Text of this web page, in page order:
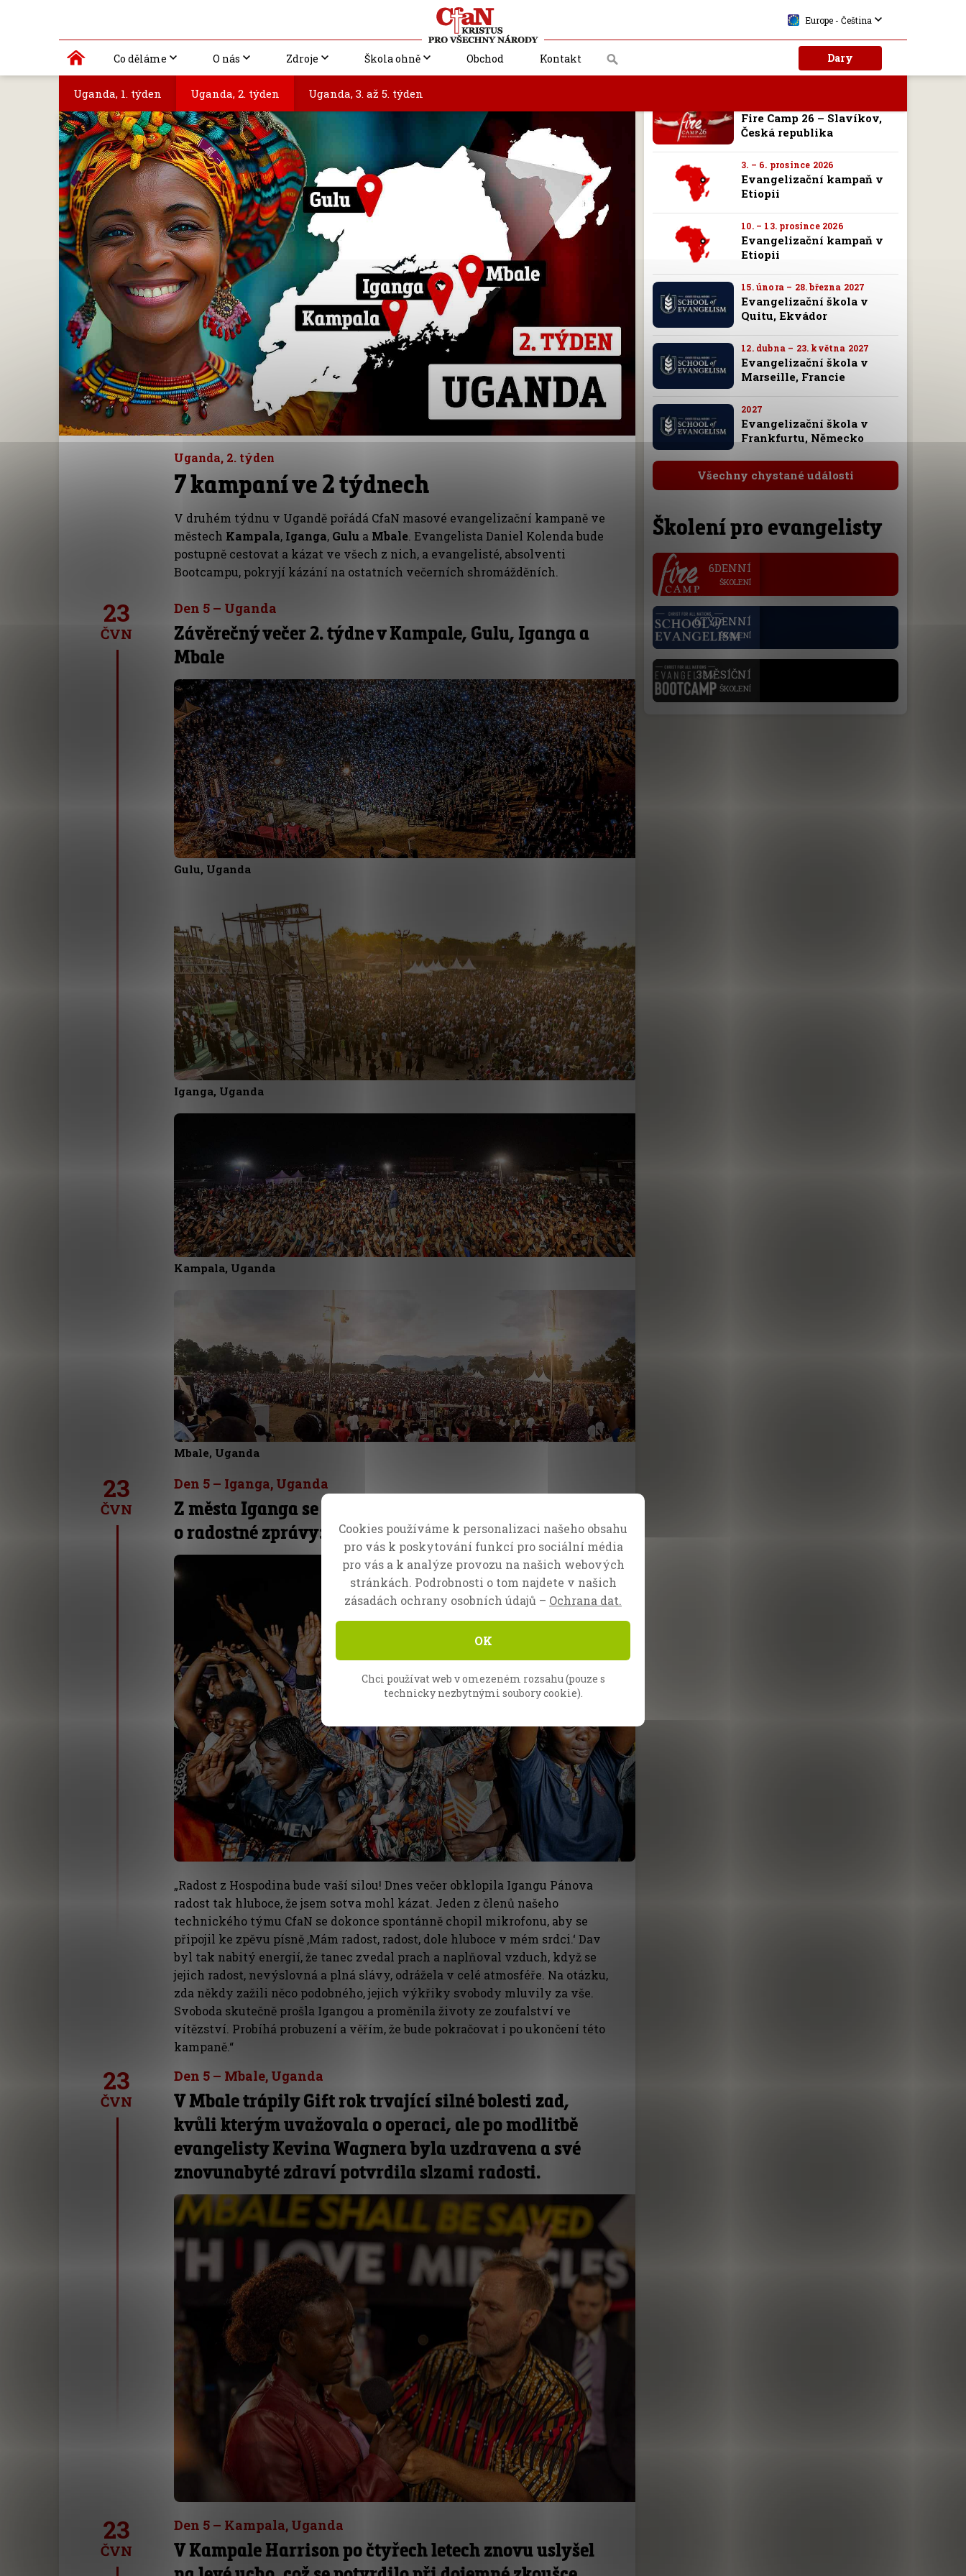
Co děláme O nás Zdroje Škola ohně Obchod Kontakt Dary
Europe - Čeština
Uganda, 1. týden Uganda, 2. týden Uganda, 3. až 5. týden
Uganda, 2. týden
7 kampaní ve 2 týdnech
V druhém týdnu v Ugandě pořádá CfaN masové evangelizační kampaně ve
městech Kampala, Iganga, Gulu a Mbale. Evangelista Daniel Kolenda bude
postupně cestovat a kázat ve všech z nich, a evangelisté, absolventi
Bootcampu, pokryjí kázání na ostatních večerních shromážděních.
23
ČVN
Den 5 – Uganda
Závěrečný večer 2. týdne v Kampale, Gulu, Iganga a
Mbale
Gulu, Uganda
Iganga, Uganda
Kampala, Uganda
Mbale, Uganda
23
ČVN
Den 5 – Iganga, Uganda
Z města Iganga se s námi evangelista Gary Smith dělí
o radostné zprávy:
„Radost z Hospodina bude vaší silou! Dnes večer obklopila Igangu Pánova
radost tak hluboce, že jsem sotva mohl kázat. Jeden z členů našeho
technického týmu CfaN se dokonce spontánně chopil mikrofonu, aby se
připojil ke zpěvu písně ‚Mám radost, radost, dole hluboce v mém srdci.‘ Dav
byl tak nabitý energií, že tanec zvedal prach a naplňoval vzduch, když se
jejich radost, nevýslovná a plná slávy, odrážela v celé atmosféře. Na otázku,
zda někdy zažili něco podobného, jejich výkřiky svobody mluvily za vše.
Svoboda skutečně prošla Igangou a proměnila životy ze zoufalství ve
vítězství. Probíhá probuzení a věřím, že bude pokračovat i po ukončení této
kampaně.“
23
ČVN
Den 5 – Mbale, Uganda
V Mbale trápily Gift rok trvající silné bolesti zad,
kvůli kterým uvažovala o operaci, ale po modlitbě
evangelisty Kevina Wagnera byla uzdravena a své
znovunabyté zdraví potvrdila slzami radosti.
23
ČVN
Den 5 – Kampala, Uganda
V Kampale Harrison po čtyřech letech znovu uslyšel
Spolupráce na
evangelizační kampani v
Kuitu, Angola
Fire Camp 26 – Slavíkov,
Česká republika
3. – 6. prosince 2026
Evangelizační kampaň v
Etiopii
10. – 13. prosince 2026
Evangelizační kampaň v
Etiopii
15. února – 28. března 2027
Evangelizační škola v
Quitu, Ekvádor
12. dubna – 23. května 2027
Evangelizační škola v
Marseille, Francie
2027
Evangelizační škola v
Frankfurtu, Německo
Všechny chystané události
Školení pro evangelisty
6DENNÍ
ŠKOLENÍ
6TÝDENNÍ
ŠKOLENÍ
3MĚSÍČNÍ
ŠKOLENÍ
Cookies používáme k personalizaci našeho obsahu
pro vás k poskytování funkcí pro sociální média
pro vás a k analýze provozu na našich webových
stránkách. Podrobnosti o tom najdete v našich
zásadách ochrany osobních údajů – Ochrana dat.
OK
Chci používat web v omezeném rozsahu (pouze s
technicky nezbytnými soubory cookie).